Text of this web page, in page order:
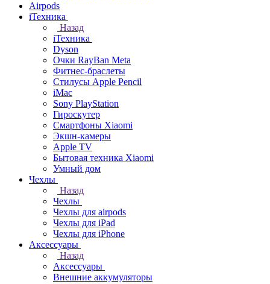
Airpods
iТехника
Назад
iТехника
Dyson
Очки RayBan Meta
Фитнес-браслеты
Стилусы Apple Pencil
iMac
Sony PlayStation
Гироскутер
Смартфоны Xiaomi
Экшн-камеры
Apple TV
Бытовая техника Xiaomi
Умный дом
Чехлы
Назад
Чехлы
Чехлы для airpods
Чехлы для iPad
Чехлы для iPhone
Аксессуары
Назад
Аксессуары
Внешние аккумуляторы